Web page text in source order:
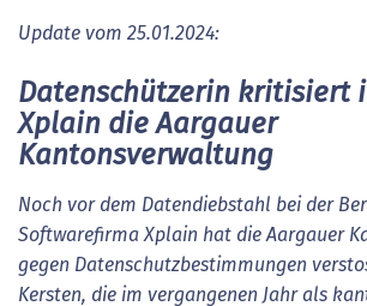
Update vom 25.01.2024:
Datenschützerin kritisiert
Xplain die Aargauer
Kantonsverwaltung
Noch vor dem Datendiebstahl bei der
Softwarefirma Xplain hat die Aargauer
gegen Datenschutzbestimmungen
Kersten, die im vergangenen Jahr als